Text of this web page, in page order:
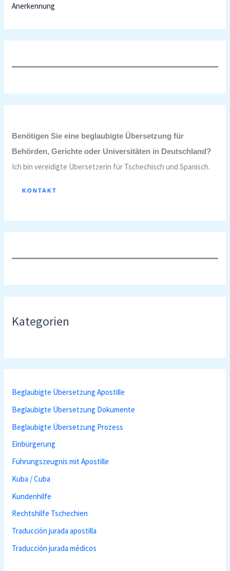
Anerkennung
Benötigen Sie eine beglaubigte Übersetzung für
Behörden, Gerichte oder Universitäten in Deutschland?
Ich bin vereidigte Übersetzerin für Tschechisch und Spanisch.
KONTAKT
Kategorien
Beglaubigte Übersetzung Apostille
Beglaubigte Übersetzung Dokumente
Beglaubigte Übersetzung Prozess
Einbürgerung
Führungszeugnis mit Apostille
Kuba / Cuba
Kundenhilfe
Rechtshilfe Tschechien
Traducción jurada apostilla
Traducción jurada médicos